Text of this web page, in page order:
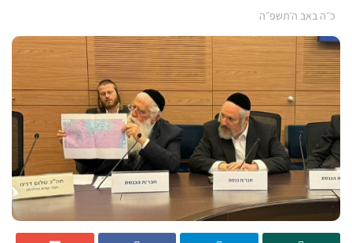
כ״ה באב ה׳תשפ״ה